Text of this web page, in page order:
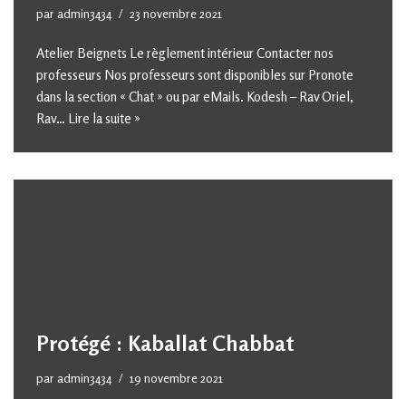
par admin3434 23 novembre 2021
Atelier Beignets Le règlement intérieur Contacter nos
professeurs Nos professeurs sont disponibles sur Pronote
dans la section « Chat » ou par eMails. Kodesh – Rav Oriel,
Rav… Lire la suite »
Protégé : Kaballat Chabbat
par admin3434 19 novembre 2021